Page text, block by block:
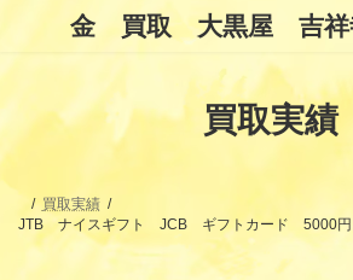
ン
キ
ッ
ー
に
移
金 買取 大黒屋 吉祥
買取実績
買取実績
JTB ナイスギフト JCB ギフトカード 5000